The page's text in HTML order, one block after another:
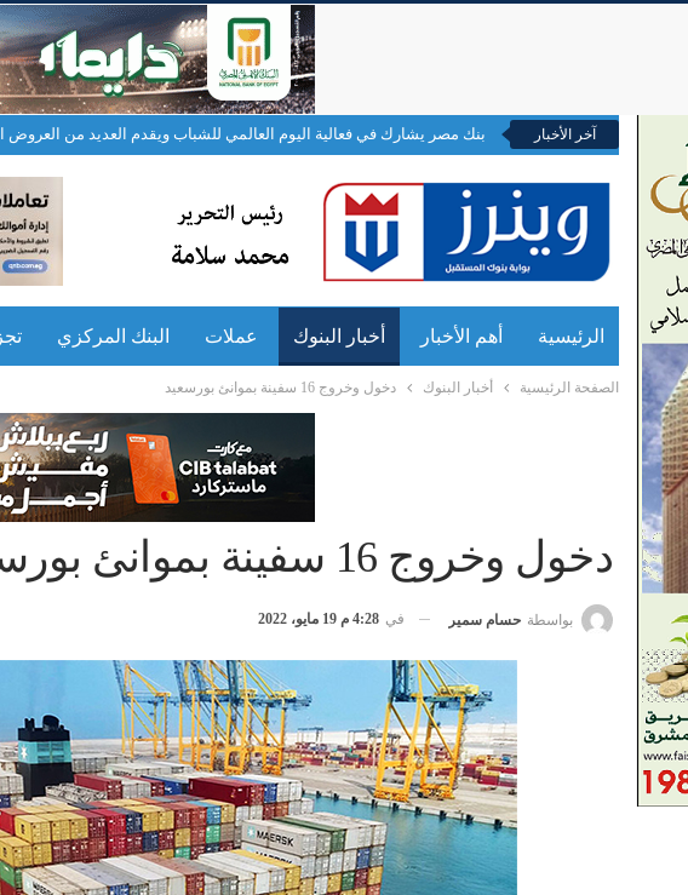
آخر الأخبار بنك مصر يشارك في فعالية اليوم العالمي للشباب ويقدم العديد من العروض
الرئيسية أهم الأخبار أخبار البنوك عملات البنك المركزي
الصفحة الرئيسية أخبار البنوك دخول وخروج 16 سفينة بموانئ بورسعيد
دخول وخروج 16 سفينة بموانئ بورسعيد
بواسطة حسام سمير في 4:28 م 19 مايو، 2022